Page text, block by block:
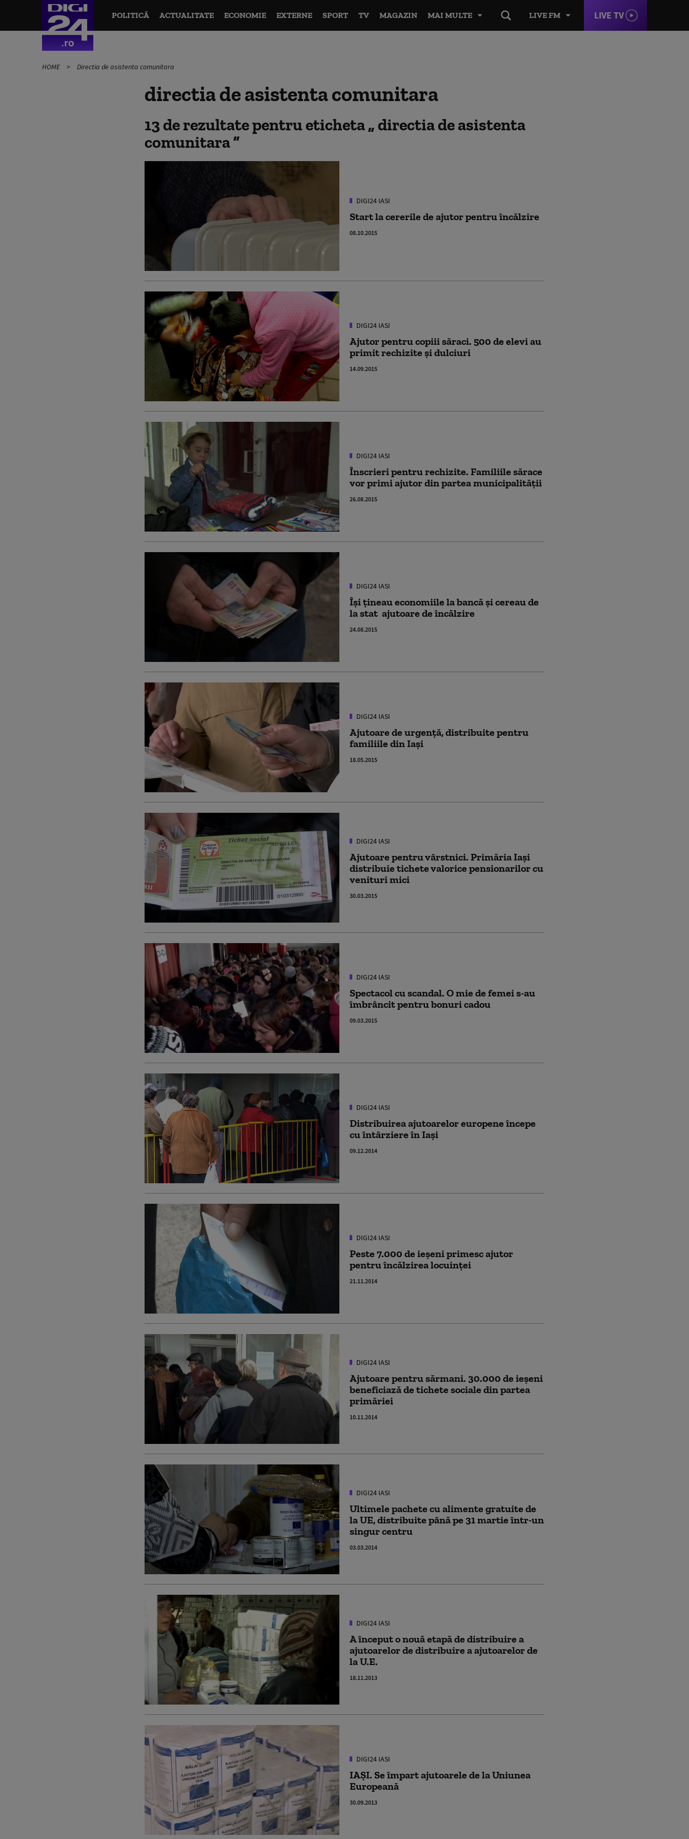
LIVE FM LIVE TV
POLITICĂ ACTUALITATE ECONOMIE EXTERNE SPORT TV MAGAZIN MAI MULTE
HOME Directia de asistenta comunitara
directia de asistenta comunitara
13 de rezultate pentru eticheta
directia de asistenta
comunitara
DIGI24 IASI
Start la cererile de ajutor pentru încălzire
08.10.2015
DIGI24 IASI
Ajutor pentru copiii săraci. 500 de elevi au
primit rechizite şi dulciuri
14.09.2015
DIGI24 IASI
Înscrieri pentru rechizite. Familiile sărace
vor primi ajutor din partea municipalităţii
26.08.2015
DIGI24 IASI
Își țineau economiile la bancă și cereau de
la stat ajutoare de încălzire
24.08.2015
DIGI24 IASI
Ajutoare de urgenţă, distribuite pentru
familiile din Iaşi
18.05.2015
DIGI24 IASI
Ajutoare pentru vârstnici. Primăria Iaşi
distribuie tichete valorice pensionarilor cu
venituri mici
30.03.2015
DIGI24 IASI
Spectacol cu scandal. O mie de femei s-au
îmbrâncit pentru bonuri cadou
09.03.2015
DIGI24 IASI
Distribuirea ajutoarelor europene începe
cu întârziere în Iași
09.12.2014
DIGI24 IASI
Peste 7.000 de ieşeni primesc ajutor
pentru încălzirea locuinţei
21.11.2014
DIGI24 IASI
Ajutoare pentru sărmani. 30.000 de ieșeni
beneficiază de tichete sociale din partea
primăriei
10.11.2014
DIGI24 IASI
Ultimele pachete cu alimente gratuite de
la UE, distribuite până pe 31 martie într-un
singur centru
03.03.2014
DIGI24 IASI
A început o nouă etapă de distribuire a
ajutoarelor de distribuire a ajutoarelor de
la U.E.
18.11.2013
DIGI24 IASI
IAȘI. Se împart ajutoarele de la Uniunea
Europeană
30.09.2013